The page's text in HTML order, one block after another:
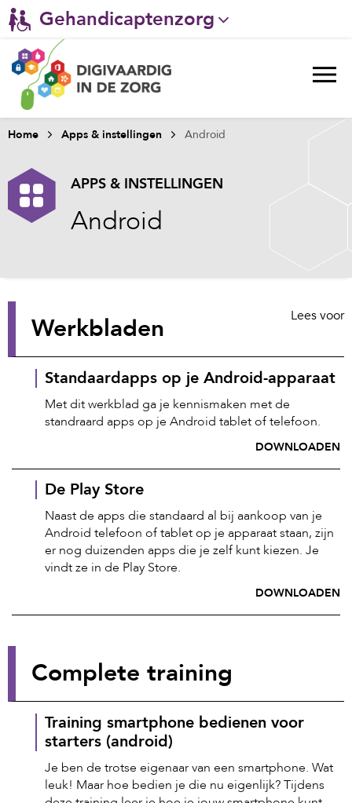
Gehandicaptenzorg
Verpleeghuiszorg & Zorg thuis
Ggz
Ziekenhuizen
Huisartsenzorg
Welzijn / sociaal werk
Home Apps & instellingen Android
APPS & INSTELLINGEN
Android
Lees voor
Werkbladen
Standaardapps op je Android-apparaat
Met dit werkblad ga je kennismaken met de
standraard apps op je Android tablet of telefoon.
DOWNLOADEN
De Play Store
Naast de apps die standaard al bij aankoop van je
Android telefoon of tablet op je apparaat staan, zijn
er nog duizenden apps die je zelf kunt kiezen. Je
vindt ze in de Play Store.
DOWNLOADEN
Complete training
Training smartphone bedienen voor
starters (android)
Je ben de trotse eigenaar van een smartphone. Wat
leuk! Maar hoe bedien je die nu eigenlijk? Tijdens